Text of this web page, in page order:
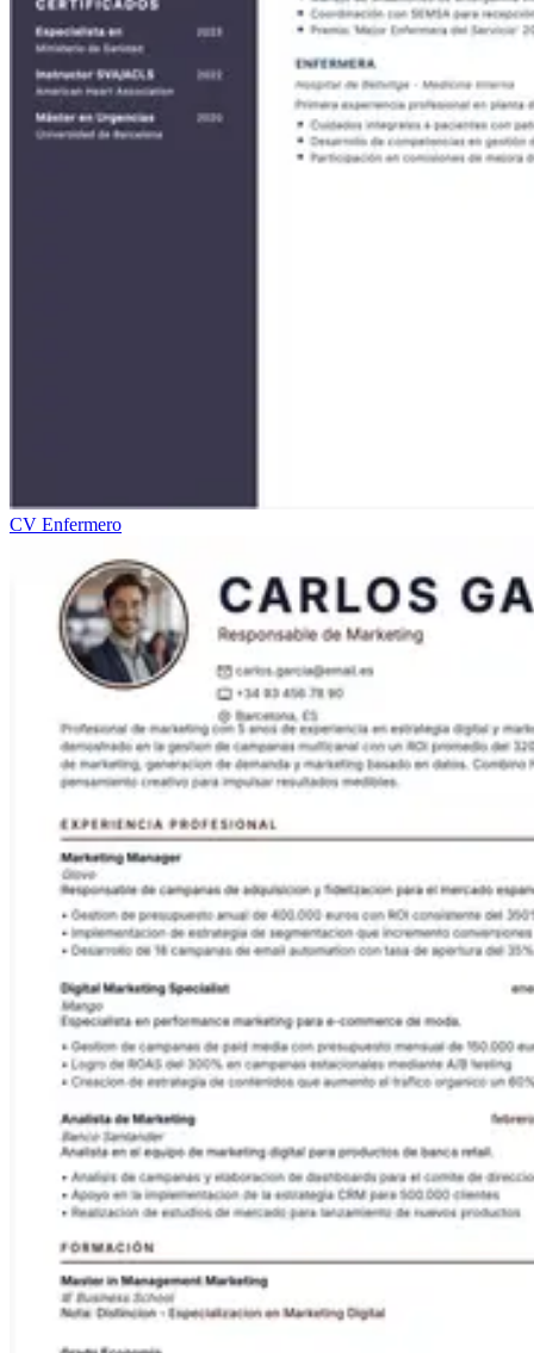
CV Enfermero